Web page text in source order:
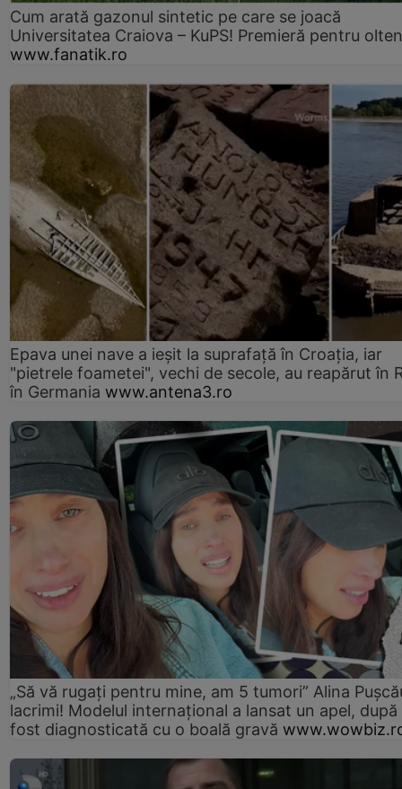
Cum arată gazonul sintetic pe care se joacă
Universitatea Craiova – KuPS! Premieră pentru
www.fanatik.ro
Epava unei nave a ieșit la suprafață în Croația, iar
"pietrele foametei", vechi de secole, au reapărut în
în Germania www.antena3.ro
„Să vă rugați pentru mine, am 5 tumori” Alina
lacrimi! Modelul internațional a lansat un apel, după
fost diagnosticată cu o boală gravă